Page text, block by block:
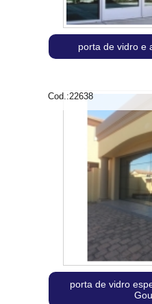
porta de vidro e
Cod.:22638
porta de vidro